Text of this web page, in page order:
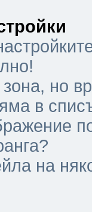
но
в
на